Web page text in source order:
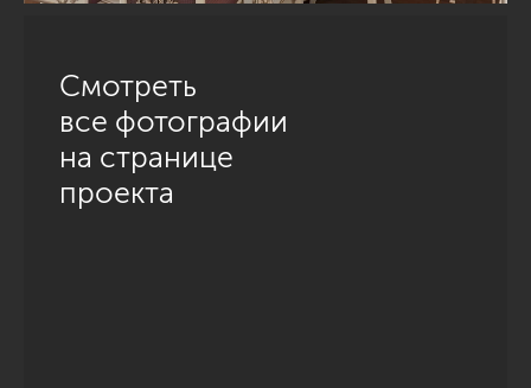
Смотреть
все фотографии
на странице
проекта